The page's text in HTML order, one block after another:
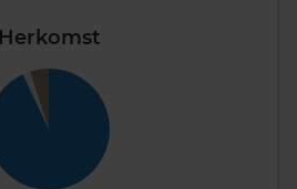
Herkomst